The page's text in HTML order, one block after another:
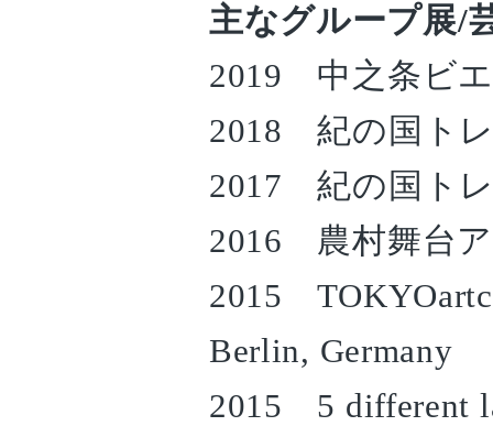
主なグループ展/
2019 中之条ビ
2018 紀の国ト
2017 紀の国ト
2016 農村舞台
2015
Berlin, Germany
2015 5 different